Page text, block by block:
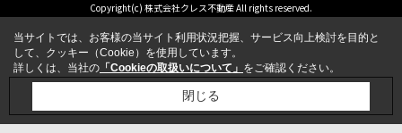
Copyright(c) 株式会社クレス不動産 All rights reserved.
当サイトでは、お客様の当サイト利用状況把握、サービス向上検討を目的と
して、クッキー（Cookie）を使用しています。
詳しくは、当社の 「Cookieの取扱いについて」 をご確認ください。
閉じる